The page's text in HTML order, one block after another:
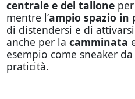
centrale e del talloneper
mentre l’ampio spazio in
di distendersi e di
anche per la camminata
esempio come sneaker
praticità.